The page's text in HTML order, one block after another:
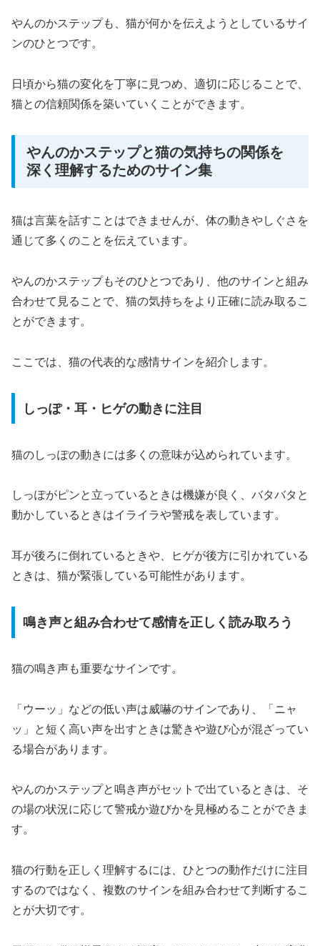
やんのかステップも、猫が何かを伝えようとしているサイ
ンのひとつです。
日頃から猫の変化を丁寧に見つめ、適切に応じることで、
猫との信頼関係を築いていくことができます。
やんのかステップと猫の気持ちの関係を
深く理解するためのサイン集
猫は言葉を話すことはできませんが、体の動きやしぐさを
通じて多くのことを伝えています。
やんのかステップもそのひとつであり、他のサインと組み
合わせて見ることで、猫の気持ちをより正確に読み取るこ
とができます。
ここでは、猫の代表的な感情サインを紹介します。
しっぽ・耳・ヒゲの動きに注目
猫のしっぽの動きには多くの意味が込められています。
しっぽがピンと立っているときは機嫌が良く、バタバタと
動かしているときはイライラや警戒を表しています。
耳が後ろに倒れているときや、ヒゲが後方に引かれている
ときは、猫が緊張している可能性があります。
鳴き声と組み合わせて感情を正しく読み取ろう
猫の鳴き声も重要なサインです。
「ウーッ」などの低い声は威嚇のサインであり、「ニャ
ッ」と短く高い声を出すときは驚きや遊び心が混ざってい
る場合があります。
やんのかステップと鳴き声がセットで出ているときは、そ
の場の状況に応じて警戒か遊びかを見極めることができま
す。
猫の行動を正しく理解するには、ひとつの動作だけに注目
するのではなく、複数のサインを組み合わせて判断するこ
とが大切です。